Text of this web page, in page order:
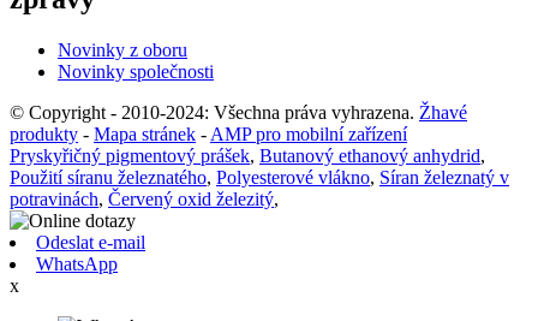
Novinky z oboru
Novinky společnosti
© Copyright - 2010-2024: Všechna práva vyhrazena. Žhavé
produkty - Mapa stránek - AMP pro mobilní zařízení
Pryskyřičný pigmentový prášek, Butanový ethanový anhydrid,
Použití síranu železnatého, Polyesterové vlákno, Síran železnatý v
potravinách, Červený oxid železitý,
Odeslat e-mail
WhatsApp
x